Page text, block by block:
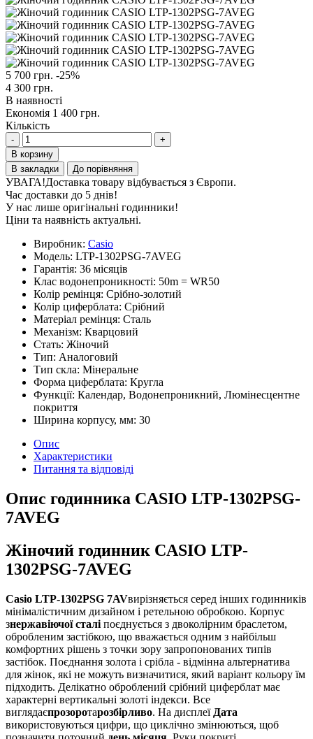
5 700 грн. -25%
4 300 грн.
В наявності
Економія 1 400 грн.
Кількість
-
+
В корзину
В закладки
До порівняння
УВАГА!Доставка товару відбувається з Європи.
Час доставки до 5 днів!
У нас лише оригінальні годинники!
Ціни та наявність актуальні.
Виробник: Casio
Модель: LTP-1302PSG-7AVEG
Гарантія: 36 місяців
Клас водонепроникності: 50m = WR50
Колір ремінця: Срібно-золотий
Колір циферблата: Срібний
Матеріал ремінця: Сталь
Механізм: Кварцовий
Стать: Жіночий
Тип: Аналоговий
Тип скла: Мінеральне
Форма циферблата: Кругла
Функції: Календар, Водонепроникний, Люмінесцентне
покриття
Ширина корпусу, мм: 30
Опис
Характеристики
Питання та відповіді
Опис годинника CASIO LTP-1302PSG-
7AVEG
Жіночий годинник CASIO LTP-
1302PSG-7AVEG
Casio LTP-1302PSG 7AVвирізняється серед інших годинників
мінімалістичним дизайном і ретельною обробкою. Корпус
знержавіючої сталі поєднується з двоколірним браслетом,
обробленим застібкою, що вважається одним з найбільш
комфортних рішень з точки зору запропонованих типів
застібок. Поєднання золота і срібла - відмінна альтернатива
для жінок, які не можуть визначитися, який варіант кольору їм
підходить. Делікатно оброблений срібний циферблат має
характерні вертикальні золоті індекси. Все
виглядаєпрозоротарозбірливо. На дисплеї Дата
використовуються цифри, що циклічно змінюються, щоб